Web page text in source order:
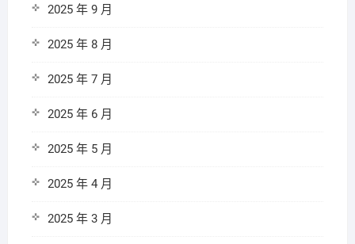
2025 年 9 月
2025 年 8 月
2025 年 7 月
2025 年 6 月
2025 年 5 月
2025 年 4 月
2025 年 3 月